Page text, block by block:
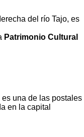
del río Tajo, es
Patrimonio Cultural
es una de las postales
en la capital